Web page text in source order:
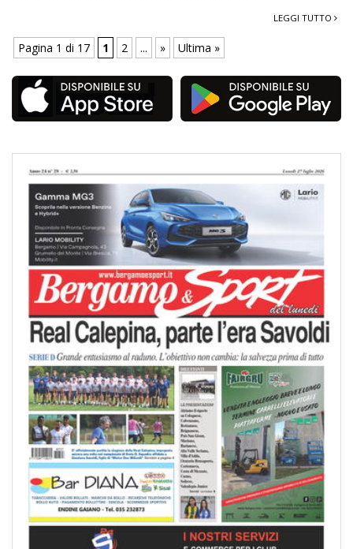
LEGGI TUTTO
Pagina 1 di 17 1 2 ... » Ultima »